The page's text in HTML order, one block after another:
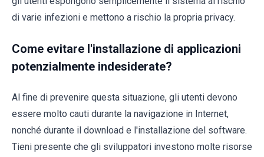
di varie infezioni e mettono a rischio la propria privacy.
Come evitare l'installazione di applicazioni
potenzialmente indesiderate?
Al fine di prevenire questa situazione, gli utenti devono
essere molto cauti durante la navigazione in Internet,
nonché durante il download e l'installazione del software.
Tieni presente che gli sviluppatori investono molte risorse